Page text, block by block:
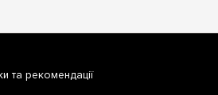
та рекомендації